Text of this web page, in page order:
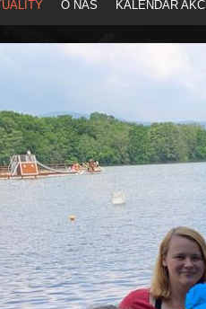
O NÁS KALENDÁŘ AKCÍ